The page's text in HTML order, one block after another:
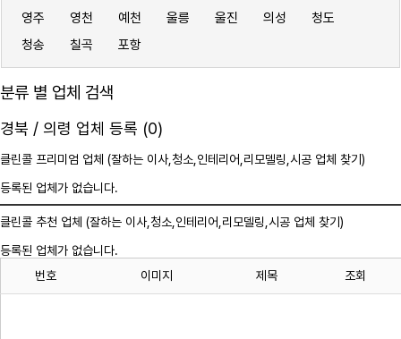
영주
영천 예천 울릉 울진 의성
청도
청송
칠곡 포항
분류 별 업체 검색
경북 / 의령 업체 등록 (0)
클린콜 프리미엄 업체 (잘하는 이사, 청소 ,인테리어,리모델링,시공 업체 찾기)
등록된 업체가 없습니다.
클린콜 추천 업체 (잘하는 이사, 청소 ,인테리어,리모델링,시공 업체 찾기)
등록된 업체가 없습니다.
번호
이미지 제목 조회